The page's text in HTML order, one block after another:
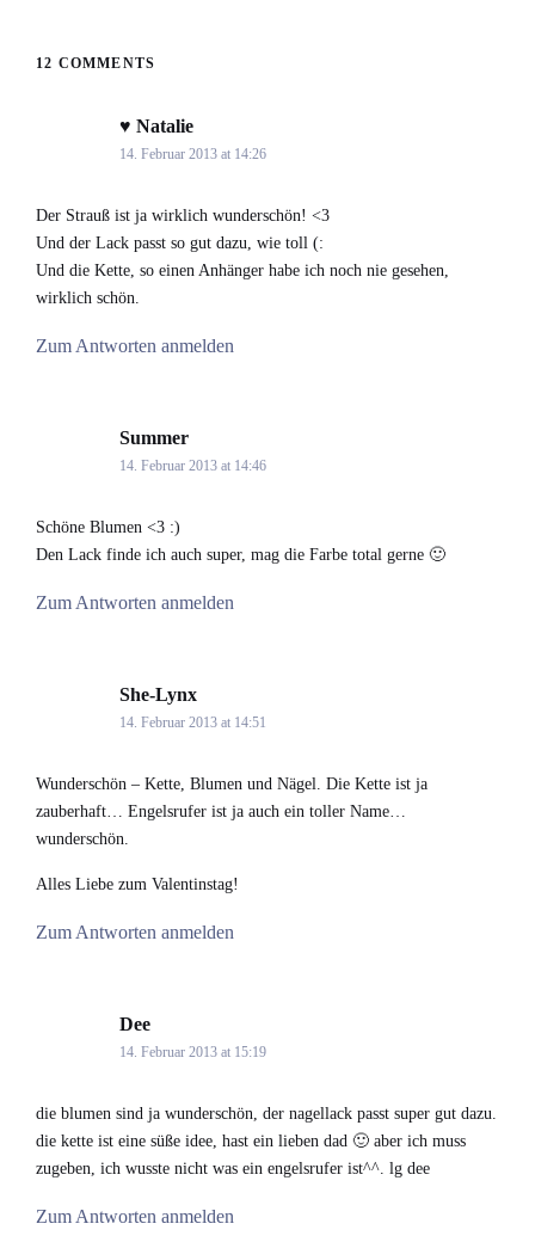
12 COMMENTS
♥ Natalie
14. Februar 2013 at 14:26
Der Strauß ist ja wirklich wunderschön! <3
Und der Lack passt so gut dazu, wie toll (:
Und die Kette, so einen Anhänger habe ich noch nie gesehen,
wirklich schön.
Zum Antworten anmelden
Summer
14. Februar 2013 at 14:46
Schöne Blumen <3 :)
Den Lack finde ich auch super, mag die Farbe total gerne 🙂
Zum Antworten anmelden
She-Lynx
14. Februar 2013 at 14:51
Wunderschön – Kette, Blumen und Nägel. Die Kette ist ja
zauberhaft… Engelsrufer ist ja auch ein toller Name…
wunderschön.
Alles Liebe zum Valentinstag!
Zum Antworten anmelden
Dee
14. Februar 2013 at 15:19
die blumen sind ja wunderschön, der nagellack passt super gut dazu.
die kette ist eine süße idee, hast ein lieben dad 🙂 aber ich muss
zugeben, ich wusste nicht was ein engelsrufer ist^^. lg dee
Zum Antworten anmelden